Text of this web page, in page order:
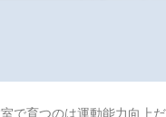
で育つのは運動能力向上